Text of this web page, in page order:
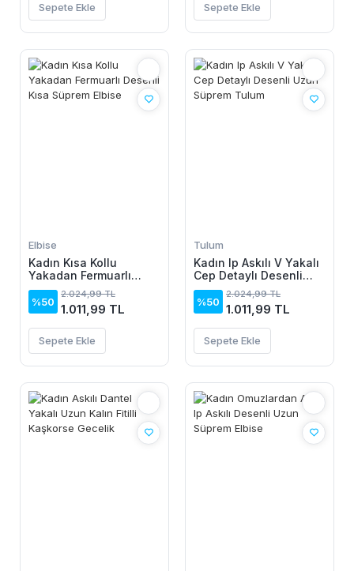
Sepete Ekle Sepete Ekle
Elbise
Kadın Kısa Kollu
Yakadan Fermuarlı
Desenli Kısa Süprem
Elbise
%50
2.024,99 TL
1.011,99 TL
Sepete Ekle
Tulum
Kadın Ip Askılı V Yakalı
Cep Detaylı Desenli
Uzun Süprem Tulum
%50
2.024,99 TL
1.011,99 TL
Sepete Ekle